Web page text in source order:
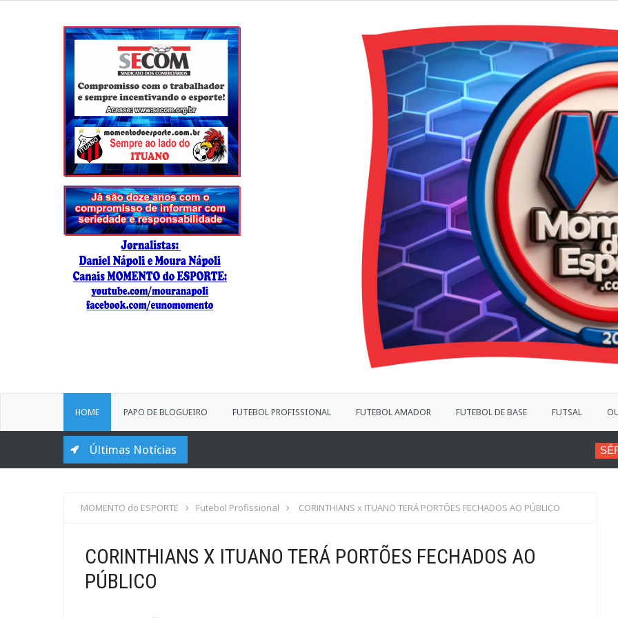
HOME PAPO DE BLOGUEIRO FUTEBOL PROFISSIONAL FUTEBOL AMADOR FUTEBOL DE BASE FUTSAL
Últimas Notícias VINÍCIUS
MOMENTO do ESPORTE Futebol Profissional CORINTHIANS x ITUANO TERÁ PORTÕES FECHADOS AO PÚBLICO
CORINTHIANS X ITUANO TERÁ PORTÕES FECHADOS AO
PÚBLICO